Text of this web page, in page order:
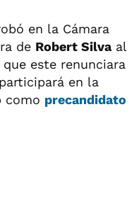
en la Cámara
de Robert Silvaal
que este renunciara
en la
como precandidato